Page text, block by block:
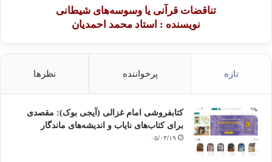
تناقضات قرآنی یا وسوسه‌های شیطانی
نویسنده : استاد محمد احمدیان
تازه پرخواننده نظرها
کتابفروشی امام غزالی (آیجی بوک): مقصدی
برای کتاب‌های نایاب و اندیشه‌های ماندگار
۰۵/۰۳/۱۹